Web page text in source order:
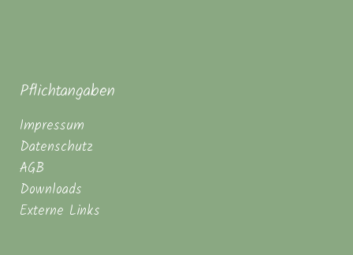
Pflichtangaben
Impressum
Datenschutz
AGB
Downloads
Externe Links